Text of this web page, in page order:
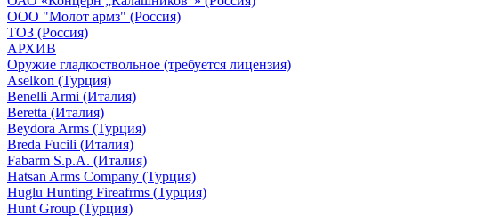
ООО "Молот армз" (Россия)
ТОЗ (Россия)
АРХИВ
Оружие гладкоствольное (требуется лицензия)
Aselkon (Турция)
Benelli Armi (Италия)
Beretta (Италия)
Beydora Arms (Турция)
Breda Fucili (Италия)
Fabarm S.p.A. (Италия)
Hatsan Arms Company (Турция)
Huglu Hunting Fireafrms (Турция)
Hunt Group (Турция)